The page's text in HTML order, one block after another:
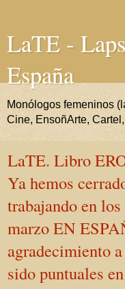
LaTE -
España
Monólogos femeninos
Cine, EnsoñArte,
LaTE. Libro
Ya hemos
trabajando en
marzo EN
agradecimiento
sido puntuales